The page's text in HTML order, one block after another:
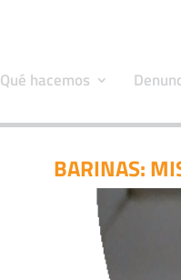
Qué hacemos
BARINAS: